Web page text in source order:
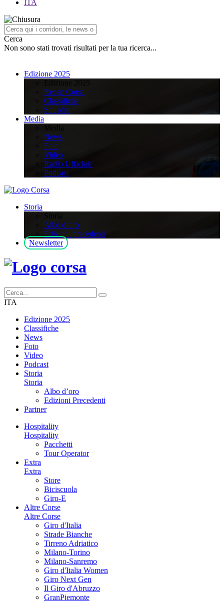
ITA
Cerca
Non sono stati trovati risultati per la tua ricerca...
Edizione 2025
Recap Corsa
Classifiche
Squadre
Media
News
Foto
Video
Radio Ufficiale
Podcast
Storia
Albo d’oro
Edizioni precedenti
Newsletter
ITA
Edizione 2025
Classifiche
News
Foto
Video
Podcast
Storia
Storia
Albo d’oro
Edizioni Precedenti
Partner
Hospitality
Hospitality
Pacchetti
Tour Operator
Extra
Extra
Store
Biciscuola
Giro-E
Altre Corse
Altre Corse
Giro d'Italia
Strade Bianche
Tirreno Adriatico
Milano-Torino
Milano-Sanremo
Giro d'Italia Women
Giro Next Gen
Il Giro d'Abruzzo
GranPiemonte